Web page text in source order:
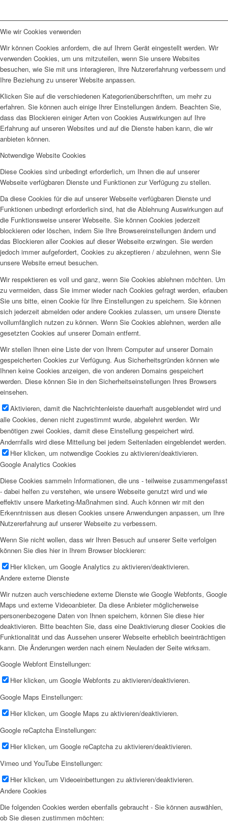
Wie wir Cookies verwenden
Wir können Cookies anfordern, die auf Ihrem Gerät eingestellt werden. Wir
verwenden Cookies, um uns mitzuteilen, wenn Sie unsere Websites
besuchen, wie Sie mit uns interagieren, Ihre Nutzererfahrung verbessern und
Ihre Beziehung zu unserer Website anpassen.
Klicken Sie auf die verschiedenen Kategorienüberschriften, um mehr zu
erfahren. Sie können auch einige Ihrer Einstellungen ändern. Beachten Sie,
dass das Blockieren einiger Arten von Cookies Auswirkungen auf Ihre
Erfahrung auf unseren Websites und auf die Dienste haben kann, die wir
anbieten können.
Notwendige Website Cookies
Diese Cookies sind unbedingt erforderlich, um Ihnen die auf unserer
Webseite verfügbaren Dienste und Funktionen zur Verfügung zu stellen.
Da diese Cookies für die auf unserer Webseite verfügbaren Dienste und
Funktionen unbedingt erforderlich sind, hat die Ablehnung Auswirkungen auf
die Funktionsweise unserer Webseite. Sie können Cookies jederzeit
blockieren oder löschen, indem Sie Ihre Browsereinstellungen ändern und
das Blockieren aller Cookies auf dieser Webseite erzwingen. Sie werden
jedoch immer aufgefordert, Cookies zu akzeptieren / abzulehnen, wenn Sie
unsere Website erneut besuchen.
Wir respektieren es voll und ganz, wenn Sie Cookies ablehnen möchten. Um
zu vermeiden, dass Sie immer wieder nach Cookies gefragt werden, erlauben
Sie uns bitte, einen Cookie für Ihre Einstellungen zu speichern. Sie können
sich jederzeit abmelden oder andere Cookies zulassen, um unsere Dienste
vollumfänglich nutzen zu können. Wenn Sie Cookies ablehnen, werden alle
gesetzten Cookies auf unserer Domain entfernt.
Wir stellen Ihnen eine Liste der von Ihrem Computer auf unserer Domain
gespeicherten Cookies zur Verfügung. Aus Sicherheitsgründen können wie
Ihnen keine Cookies anzeigen, die von anderen Domains gespeichert
werden. Diese können Sie in den Sicherheitseinstellungen Ihres Browsers
einsehen.
Aktivieren, damit die Nachrichtenleiste dauerhaft ausgeblendet wird und
alle Cookies, denen nicht zugestimmt wurde, abgelehnt werden. Wir
benötigen zwei Cookies, damit diese Einstellung gespeichert wird.
Andernfalls wird diese Mitteilung bei jedem Seitenladen eingeblendet werden.
Hier klicken, um notwendige Cookies zu aktivieren/deaktivieren.
Google Analytics Cookies
Diese Cookies sammeln Informationen, die uns - teilweise zusammengefasst
- dabei helfen zu verstehen, wie unsere Webseite genutzt wird und wie
effektiv unsere Marketing-Maßnahmen sind. Auch können wir mit den
Erkenntnissen aus diesen Cookies unsere Anwendungen anpassen, um Ihre
Nutzererfahrung auf unserer Webseite zu verbessern.
Wenn Sie nicht wollen, dass wir Ihren Besuch auf unserer Seite verfolgen
können Sie dies hier in Ihrem Browser blockieren:
Hier klicken, um Google Analytics zu aktivieren/deaktivieren.
Andere externe Dienste
Wir nutzen auch verschiedene externe Dienste wie Google Webfonts, Google
Maps und externe Videoanbieter. Da diese Anbieter möglicherweise
personenbezogene Daten von Ihnen speichern, können Sie diese hier
deaktivieren. Bitte beachten Sie, dass eine Deaktivierung dieser Cookies die
Funktionalität und das Aussehen unserer Webseite erheblich beeinträchtigen
kann. Die Änderungen werden nach einem Neuladen der Seite wirksam.
Google Webfont Einstellungen:
Hier klicken, um Google Webfonts zu aktivieren/deaktivieren.
Google Maps Einstellungen:
Hier klicken, um Google Maps zu aktivieren/deaktivieren.
Google reCaptcha Einstellungen:
Hier klicken, um Google reCaptcha zu aktivieren/deaktivieren.
Vimeo und YouTube Einstellungen:
Hier klicken, um Videoeinbettungen zu aktivieren/deaktivieren.
Andere Cookies
Die folgenden Cookies werden ebenfalls gebraucht - Sie können auswählen,
ob Sie diesen zustimmen möchten: